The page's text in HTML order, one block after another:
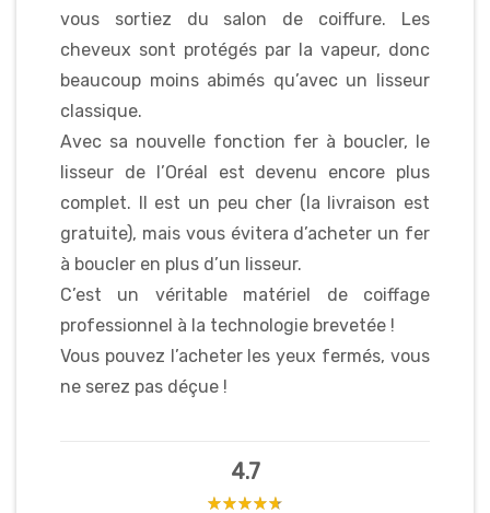
vous sortiez du salon de coiffure. Les
cheveux sont protégés par la vapeur, donc
beaucoup moins abimés qu’avec un lisseur
classique.
Avec sa nouvelle fonction fer à boucler, le
lisseur de l’Oréal est devenu encore plus
complet. Il est un peu cher (la livraison est
gratuite), mais vous évitera d’acheter un fer
à boucler en plus d’un lisseur.
C’est un véritable matériel de coiffage
professionnel à la technologie brevetée !
Vous pouvez l’acheter les yeux fermés, vous
ne serez pas déçue !
4.7